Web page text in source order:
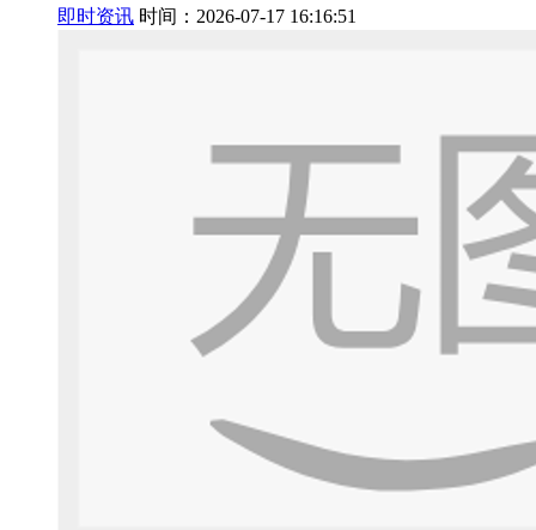
即时资讯 时间：2026-07-17 16:16:51